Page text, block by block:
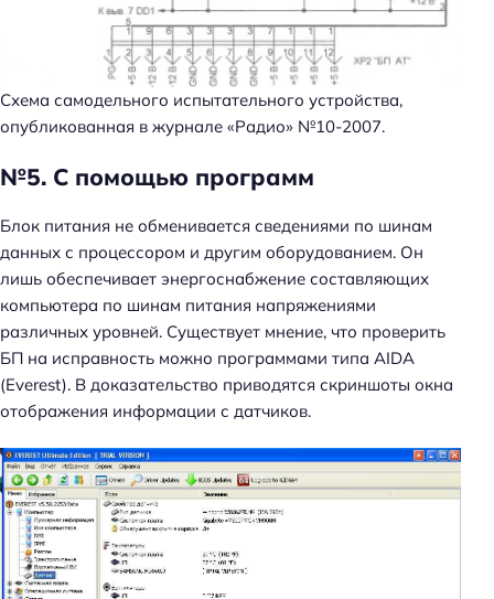
Схема самодельного испытательного устройства,
опубликованная в журнале «Радио» №10-2007.
№5. С помощью программ
Блок питания не обменивается сведениями по шинам
данных с процессором и другим оборудованием. Он
лишь обеспечивает энергоснабжение составляющих
компьютера по шинам питания напряжениями
различных уровней. Существует мнение, что проверить
БП на исправность можно программами типа AIDA
(Everest). В доказательство приводятся скриншоты окна
отображения информации с датчиков.